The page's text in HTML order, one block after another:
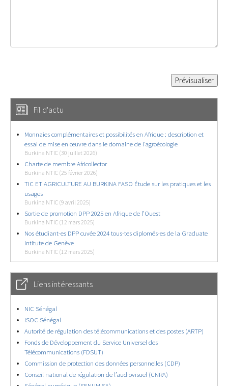
Fil d'actu
Monnaies complémentaires et possibilités en Afrique : description et
essai de mise en œuvre dans le domaine de l’agroécologie
Burkina NTIC (30 juillet 2026)
Charte de membre Africollector
Burkina NTIC (25 février 2026)
TIC ET AGRICULTURE AU BURKINA FASO Étude sur les pratiques et les
usages
Burkina NTIC (9 avril 2025)
Sortie de promotion DPP 2025 en Afrique de l’Ouest
Burkina NTIC (12 mars 2025)
Nos étudiant-es DPP cuvée 2024 tous-tes diplomés-es de la Graduate
Intitute de Genève
Burkina NTIC (12 mars 2025)
Liens intéressants
NIC Sénégal
ISOC Sénégal
Autorité de régulation des télécommunications et des postes (ARTP)
Fonds de Développement du Service Universel des
Télécommunications (FDSUT)
Commission de protection des données personnelles (CDP)
Conseil national de régulation de l’audiovisuel (CNRA)